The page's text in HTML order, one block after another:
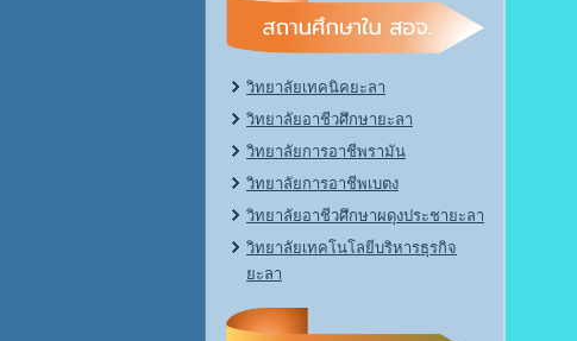
วิทยาลัยเทคนิคยะลา
วิทยาลัยอาชีวศึกษายะลา
วิทยาลัยการอาชีพรามัน
วิทยาลัยการอาชีพเบตง
วิทยาลัยอาชีวศึกษาผดุงประชายะลา
วิทยาลัยเทคโนโลยีบริหารธุรกิจ
ยะลา